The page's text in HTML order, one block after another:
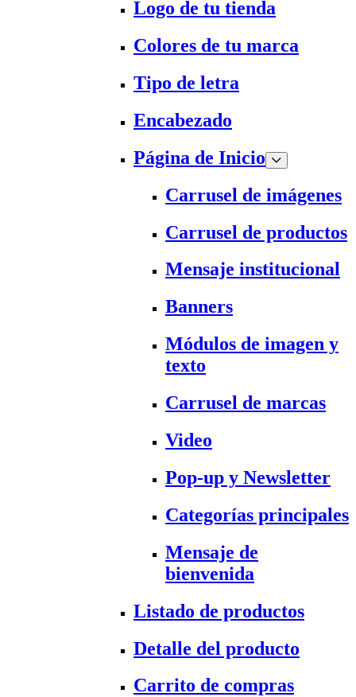
Logo de tu tienda
Colores de tu marca
Tipo de letra
Encabezado
Página de Inicio
Carrusel de imágenes
Carrusel de productos
Mensaje institucional
Banners
Módulos de imagen y
texto
Carrusel de marcas
Video
Pop-up y Newsletter
Categorías principales
Mensaje de
bienvenida
Listado de productos
Detalle del producto
Carrito de compras